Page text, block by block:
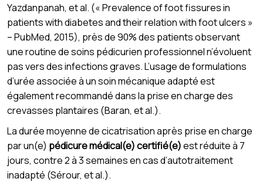
Yazdanpanah, et al. (« Prevalence of foot fissures in
patients with diabetes and their relation with foot ulcers »
– PubMed, 2015), près de 90% des patients observant
une routine de soins pédicurien professionnel n’évoluent
pas vers des infections graves. L’usage de formulations
d’urée associée à un soin mécanique adapté est
également recommandé dans la prise en charge des
crevasses plantaires (Baran, et al.).
La durée moyenne de cicatrisation après prise en charge
par un(e) pédicure médical(e) certifié(e)est réduite à 7
jours, contre 2 à 3 semaines en cas d’autotraitement
inadapté (Sérour, et al.).